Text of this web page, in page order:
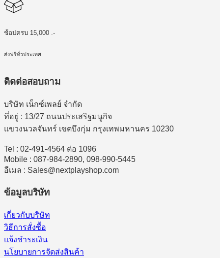
ช้อปครบ 15,000 .-
ส่งฟรีทั่วประเทศ
ติดต่อสอบถาม
บริษัท เน็กซ์เพลย์ จำกัด
ที่อยู่ : 13/27 ถนนประเสริฐมนูกิจ
แขวงนวลจันทร์ เขตบึงกุ่ม กรุงเทพมหานคร 10230
Tel : 02-491-4564 ต่อ 1096
Mobile : 087-984-2890, 098-990-5445
อีเมล : Sales@nextplayshop.com
ข้อมูลบริษัท
เกี่ยวกับบริษัท
วิธีการสั่งซื้อ
แจ้งชำระเงิน
นโยบายการจัดส่งสินค้า